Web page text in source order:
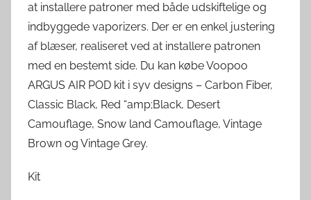
at installere patroner med både udskiftelige og
indbyggede vaporizers. Der er en enkel justering
af blæser, realiseret ved at installere patronen
med en bestemt side. Du kan købe Voopoo
ARGUS AIR POD kit i syv designs – Carbon Fiber,
Classic Black, Red “amp;Black, Desert
Camouflage, Snow land Camouflage, Vintage
Brown og Vintage Grey.
Kit